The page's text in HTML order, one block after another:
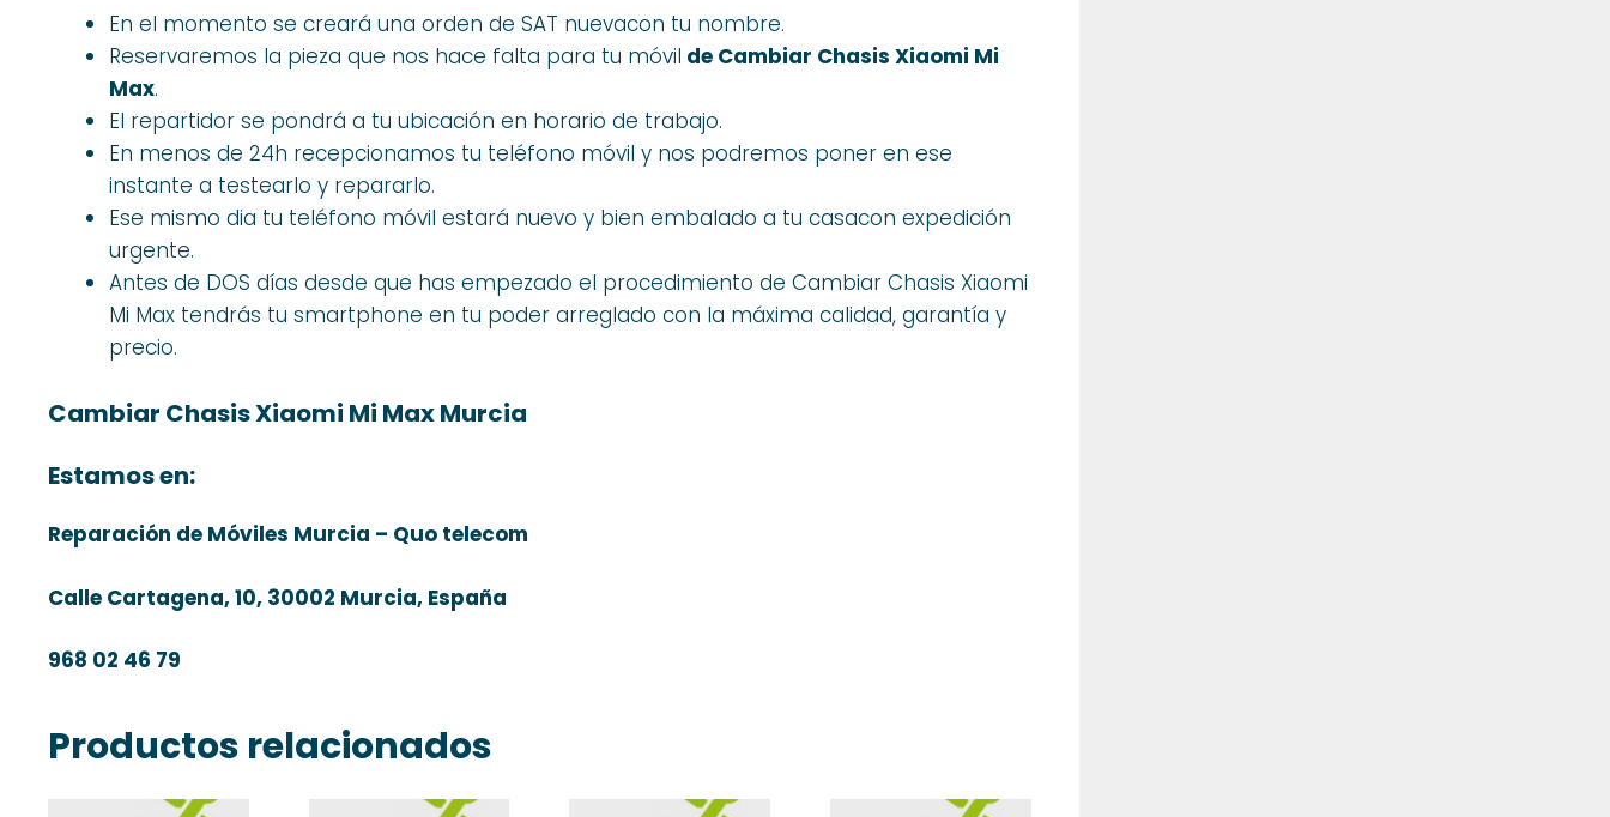
En el momento se creará una orden de SAT nuevacon tu nombre.
Reservaremos la pieza que nos hace falta para tu móvil de Cambiar Chasis Xiaomi Mi
Max.
El repartidor se pondrá a tu ubicación en horario de trabajo.
En menos de 24h recepcionamos tu teléfono móvil y nos podremos poner en ese
instante a testearlo y repararlo.
Ese mismo dia tu teléfono móvil estará nuevo y bien embalado a tu casacon expedición
urgente.
Antes de DOS días desde que has empezado el procedimiento de Cambiar Chasis Xiaomi
Mi Max tendrás tu smartphone en tu poder arreglado con la máxima calidad, garantía y
precio.
Cambiar Chasis Xiaomi Mi Max Murcia
Estamos en:
Reparación de Móviles Murcia – Quo telecom
Calle Cartagena, 10, 30002 Murcia, España
968 02 46 79
Productos relacionados